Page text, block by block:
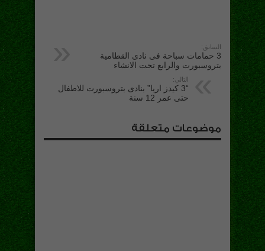
السابق:
3 حمامات سباحة فى نادى القطامية
بتروسبورت والرابع تحت الانشاء
التالي:
“3 كيدز اريا” بنادى بتروسبورت للاطفال
حتى عمر 12 سنة
موضوعات متعلقة